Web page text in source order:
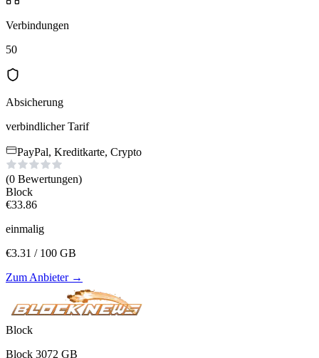
Verbindungen
50
Absicherung
verbindlicher Tarif
PayPal, Kreditkarte, Crypto
(0 Bewertungen)
Block
€33.86
einmalig
€3.31 / 100 GB
Zum Anbieter→
Block
Block 3072 GB